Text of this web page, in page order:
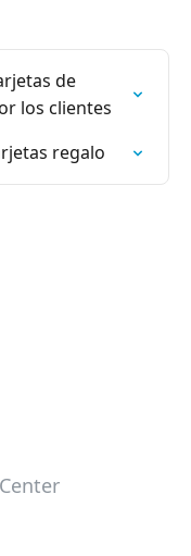
de
los clientes
regalo